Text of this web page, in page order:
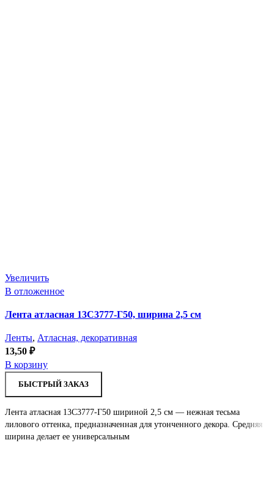
Увеличить
В отложенное
Лента атласная 13С3777-Г50, ширина 2,5 см
Ленты, Атласная, декоративная
13,50 ₽
В корзину
БЫСТРЫЙ ЗАКАЗ
Лента атласная 13С3777-Г50 шириной 2,5 см — нежная тесьма
лилового оттенка, предназначенная для утонченного декора. Средняя
ширина делает ее универсальным